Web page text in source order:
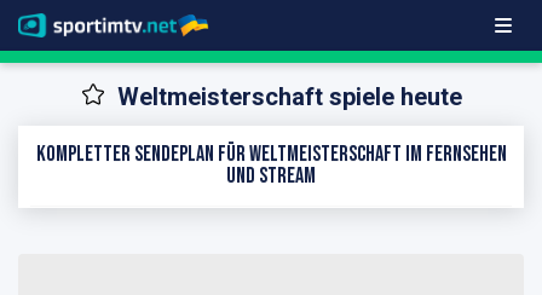
Weltmeisterschaft spiele heute
Kompletter Sendeplan für Weltmeisterschaft im Fernsehen
und Stream